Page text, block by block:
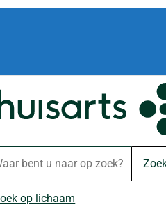
op lichaam